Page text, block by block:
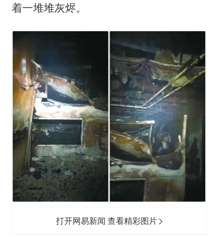
着一堆堆灰烬。
打开网易新闻 查看精彩图片